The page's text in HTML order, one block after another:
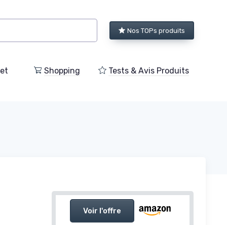
Nos TOPs produits
Shopping Tests & Avis Produits
Voir l'offre